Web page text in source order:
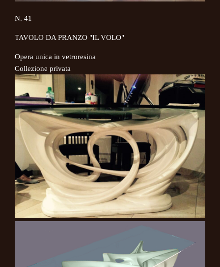
N. 41
TAVOLO DA PRANZO "IL VOLO"
Opera unica in vetroresina
Collezione privata